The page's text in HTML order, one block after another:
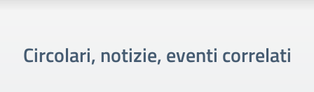
Circolari, notizie, eventi correlati